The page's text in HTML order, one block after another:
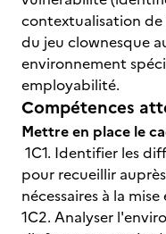
contextualisation
du jeu clownesque
environnement
employabilité.
Compétences
Mettre en place le
1C1. Identifier les
pour recueillir
nécessaires à la
1C2. Analyser